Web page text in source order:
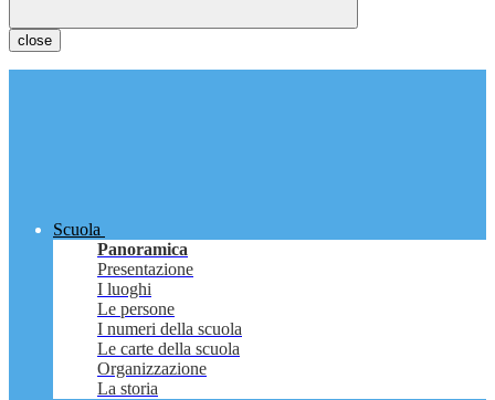
close
Scuola
Panoramica
Presentazione
I luoghi
Le persone
I numeri della scuola
Le carte della scuola
Organizzazione
La storia